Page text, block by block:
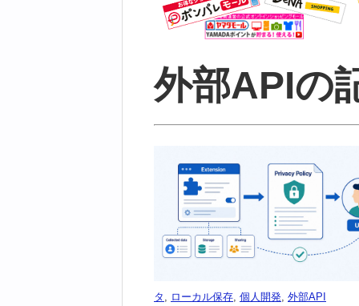
外部APIの
タ , ローカル保存, 個人開発, 外部API